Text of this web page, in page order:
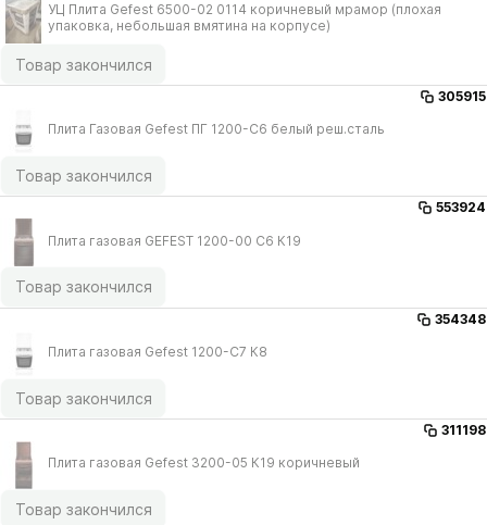
УЦ Плита Gefest 6500-02 0114 коричневый мрамор (плохая
упаковка, небольшая вмятина на корпусе)
Товар закончился
305915
Плита Газовая Gefest ПГ 1200-С6 белый реш.сталь
Товар закончился
553924
Плита газовая GEFEST 1200-00 С6 К19
Товар закончился
354348
Плита газовая Gefest 1200-С7 К8
Товар закончился
311198
Плита газовая Gefest 3200-05 К19 коричневый
Товар закончился